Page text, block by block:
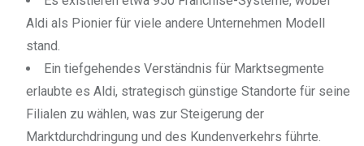
Aldi als Pionier für viele andere Unternehmen Modell
stand.
Ein tiefgehendes Verständnis für Marktsegmente
erlaubte es Aldi, strategisch günstige Standorte für seine
Filialen zu wählen, was zur Steigerung der
Marktdurchdringung und des Kundenverkehrs führte.